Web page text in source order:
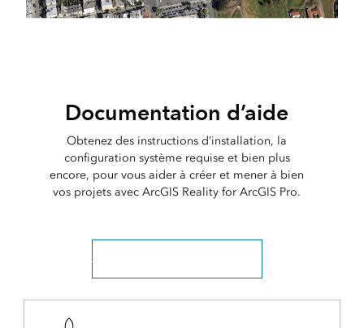
Documentation d’aide
Obtenez des instructions d’installation, la
configuration système requise et bien plus
encore, pour vous aider à créer et mener à bien
vos projets avec ArcGIS Reality for ArcGIS Pro.
Afficher toute la documentation